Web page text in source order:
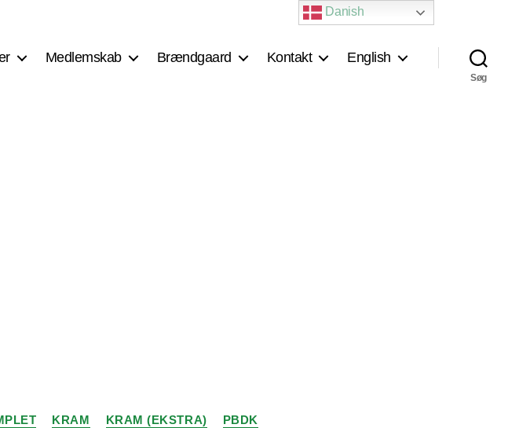
Medlemskab Brændgaard Kontakt English
Søg
KRAM KRAM (EKSTRA) PBDK
Danish